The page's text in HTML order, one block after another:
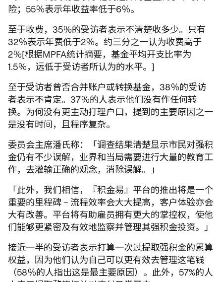
险；55％表示年收益率低于6％。
至于收费，35％的受访者表示不清楚收多少。只有
32％表示年费低于2％。约三分之一认为收费高于
2％[根据MPFA统计摘要，基金平均开支比率为
1.5％，远低于受访者所认为的水平。]
至于受访者曾否合并账户或转换基金，38％的受访
者表示不肯定。37％的人表示他们没有作任何转
换。为何没有更主动打理户口，提到的主要原因之一
是没有时间，且程序复杂。
委员会主席潘氏称：「调查结果清楚显示市民对强积
金仍有不少误解，业界和当局需要进行大量的教育工
作，去灌输正确的观念，消除误解。」
「此外，我们相信，『积金易』平台的推出将是一个
重要的里程碑 – 流程效率会大大提高，客户体验亦会
大有改善。平台将有助雇员拥有更大的掌控权，使他
们能够更紧密及有效地监察并管理其强积金投资。」
接近一半的受访者表示打算一次过提取强积金的累算
权益，因为他们认为自己可以更有效去管理这笔钱
（58％的人指出这是最主要原因）。此外，57%的人